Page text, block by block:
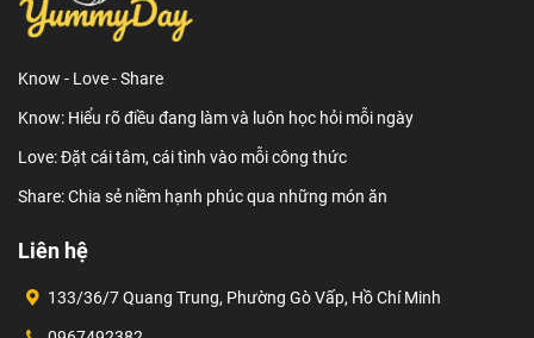
Know - Love - Share
Know: Hiểu rõ điều đang làm và luôn học hỏi mỗi ngày
Love: Đặt cái tâm, cái tình vào mỗi công thức
Share: Chia sẻ niềm hạnh phúc qua những món ăn
Liên hệ
133/36/7 Quang Trung, Phường Gò Vấp, Hồ Chí Minh